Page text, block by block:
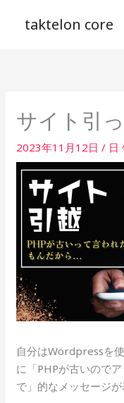
taktelon core
サイト引
2023年11月12日/ 日
自分はWordpressを
に「PHPが古いので
で」的なメッセージ